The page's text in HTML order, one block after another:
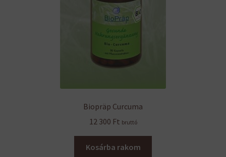
Biopräp Curcuma
12 300 Ft bruttó
Kosárba rakom